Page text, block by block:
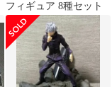
フィギュア 8種セット